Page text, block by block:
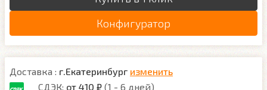
Конфигуратор
Доставка : г.Екатеринбург изменить
СДЭК: от 410 ₽ (1 - 6 дней)